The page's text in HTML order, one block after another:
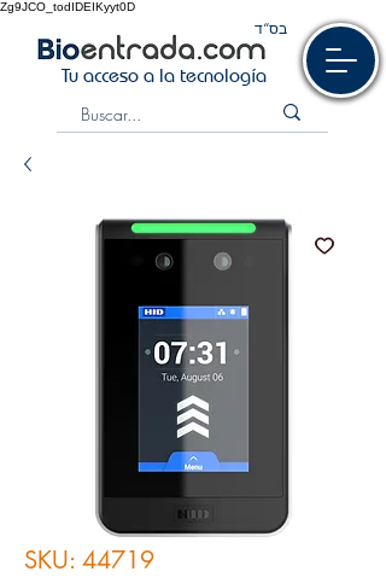
Zg9JCO_todIDEIKyyt0D
Tu acceso a la tecnología
בס“ד
SKU: 44719